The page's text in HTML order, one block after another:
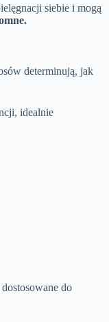
siebie i mogą
determinują, jak
idealnie
do